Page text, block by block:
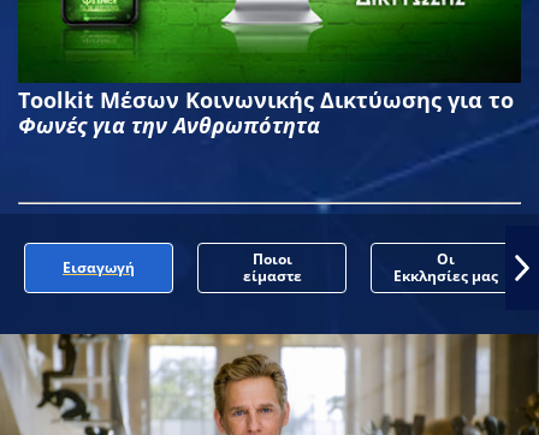
Toolkit Μέσων Κοινωνικής Δικτύωσης για το
Φωνές για την Ανθρωπότητα
Εισαγωγή
Ποιοι
είμαστε
Οι
Εκκλησίες μας